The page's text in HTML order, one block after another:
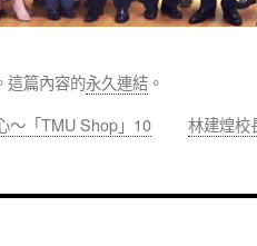
這篇內容的永久連結 。
～「TMU Shop」10
林建煌校